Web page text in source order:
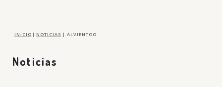
INICIO | NOTICIAS | ALVIENTOO
Noticias